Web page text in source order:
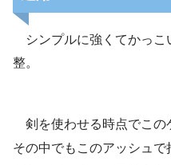
シンプルに強くてかっこ
整。
剣を使わせる時点でこの
その中でもこのアッシュ